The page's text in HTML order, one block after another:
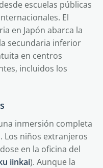
escuelas públicas
El
en Japón abarca la
secundaria inferior
en centros
incluidos los
inmersión completa
Los niños extranjeros
en la oficina del
iinkai). Aunque la